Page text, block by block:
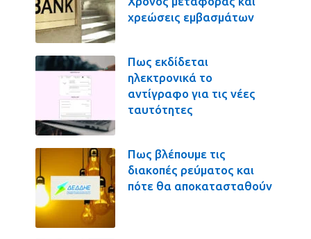
χρεώσεις εμβασμάτων
Πως εκδίδεται
ηλεκτρονικά το
αντίγραφο για τις νέες
ταυτότητες
Πως βλέπουμε τις
διακοπές ρεύματος και
πότε θα αποκατασταθούν